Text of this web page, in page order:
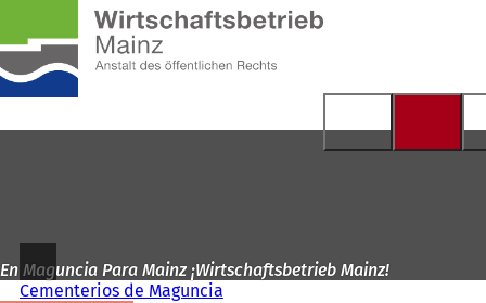
Saltar al contenido
página
de
inicio
En Maguncia Para Mainz ¡Wirtschaftsbetrieb Mainz!
Cementerios de Maguncia